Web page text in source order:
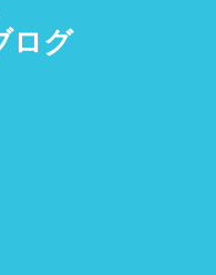
ログ